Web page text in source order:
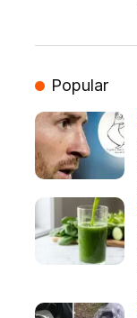
Popular